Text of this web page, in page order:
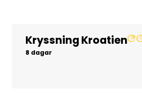
Gruppresor
Kryssning Kroatien
8 dagar